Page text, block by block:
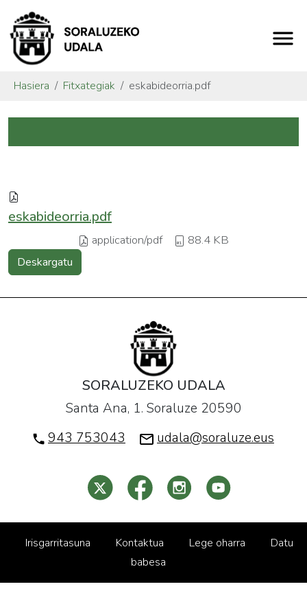
Hasiera Fitxategiak eskabideorria.pdf
eskabideorria.pdf
application/pdf 88.4 KB
Deskargatu
SORALUZEKO UDALA
Santa Ana, 1. Soraluze 20590
943 753043
udala@soraluze.eus
Irisgarritasuna Kontaktua Lege oharra
Datu
babesa